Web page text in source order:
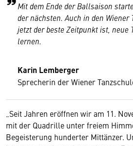
Mit dem Ende der Ballsaison
der nächsten. Auch in den Wiener
jetzt der beste Zeitpunkt ist, neue
lernen.
Karin Lemberger
Sprecherin der Wiener
„Seit Jahren eröffnen wir am 11.
mit der Quadrille unter freiem
Begeisterung hunderter Mittänzer.